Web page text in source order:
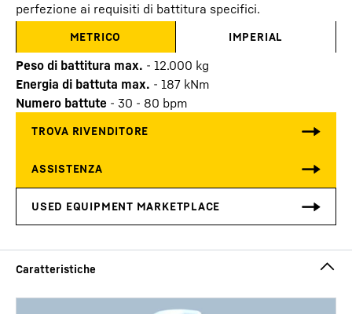
perfezione ai requisiti di battitura specifici.
METRICO IMPERIAL
Peso di battitura max. - 12.000 kg
Energia di battuta max. - 187 kNm
Numero battute - 30 - 80 bpm